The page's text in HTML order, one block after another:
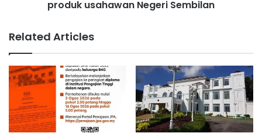
d
p
e
m
a
a
i
t
e
r
u
s
a
n
produk usahawan Negeri Sembilan
Related Articles